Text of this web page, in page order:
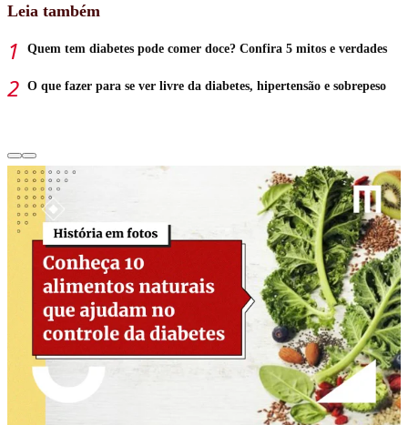
Leia também
Quem tem diabetes pode comer doce? Confira 5 mitos e verdades
O que fazer para se ver livre da diabetes, hipertensão e sobrepeso